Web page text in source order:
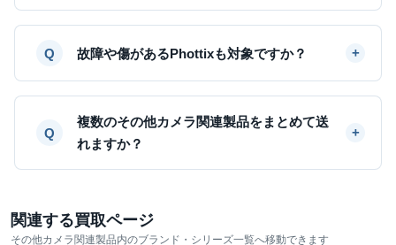
故障や傷があるPhottixも対象ですか？
複数のその他カメラ関連製品をまとめて送
れますか？
関連する買取ページ
その他カメラ関連製品内のブランド・シリーズ一覧へ移動できます